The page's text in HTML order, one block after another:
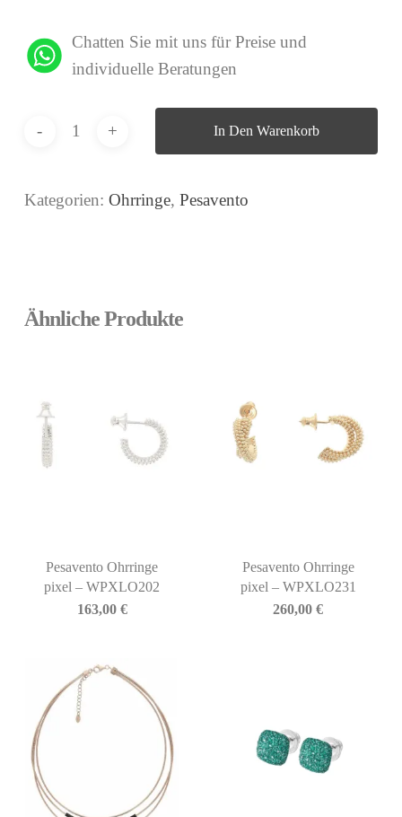
Chatten Sie mit uns für Preise und
individuelle Beratungen
In Den Warenkorb
Kategorien: Ohrringe, Pesavento
Ähnliche Produkte
Pesavento Ohrringe
pixel – WPXLO202
163,00 €
Pesavento Ohrringe
pixel – WPXLO231
260,00€